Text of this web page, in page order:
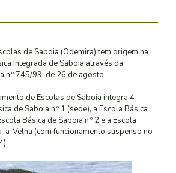
de Saboia (Odemira) tem origem na
Integrada de Saboia através da
n.º 745/99, de 26 de agosto.
de Escolas de Saboia integra 4
de Saboia n.º 1 (sede), a Escola Básica
Básica de Saboia n.º 2 e a Escola
a-Velha (com funcionamento suspenso no